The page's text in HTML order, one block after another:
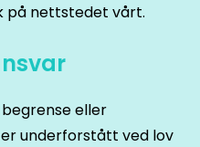
på nettstedet vårt.
eller
underforstått ved lov